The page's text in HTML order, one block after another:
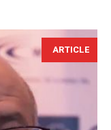
ARTICLE